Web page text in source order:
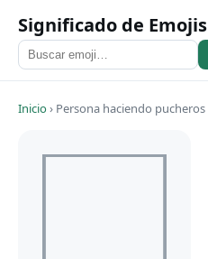
Significado de Emojis
Inicio› Persona haciendo pucheros